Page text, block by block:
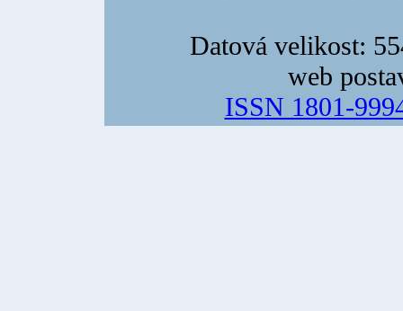
Datová velikost:
web
ISSN 1801-